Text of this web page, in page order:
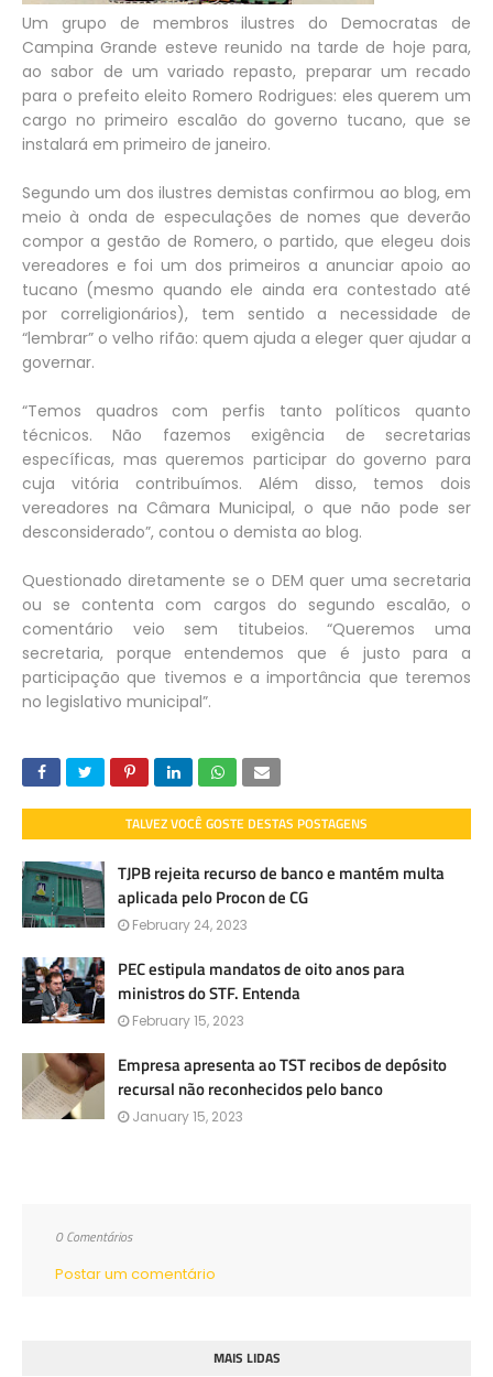
Um grupo de membros ilustres do Democratas de
Campina Grande esteve reunido na tarde de hoje para,
ao sabor de um variado repasto, preparar um recado
para o prefeito eleito Romero Rodrigues: eles querem um
cargo no primeiro escalão do governo tucano, que se
instalará em primeiro de janeiro.
Segundo um dos ilustres demistas confirmou ao blog, em
meio à onda de especulações de nomes que deverão
compor a gestão de Romero, o partido, que elegeu dois
vereadores e foi um dos primeiros a anunciar apoio ao
tucano (mesmo quando ele ainda era contestado até
por correligionários), tem sentido a necessidade de
“lembrar” o velho rifão: quem ajuda a eleger quer ajudar a
governar.
“Temos quadros com perfis tanto políticos quanto
técnicos. Não fazemos exigência de secretarias
específicas, mas queremos participar do governo para
cuja vitória contribuímos. Além disso, temos dois
vereadores na Câmara Municipal, o que não pode ser
desconsiderado”, contou o demista ao blog.
Questionado diretamente se o DEM quer uma secretaria
ou se contenta com cargos do segundo escalão, o
comentário veio sem titubeios. “Queremos uma
secretaria, porque entendemos que é justo para a
participação que tivemos e a importância que teremos
no legislativo municipal”.
TALVEZ VOCÊ GOSTE DESTAS POSTAGENS
TJPB rejeita recurso de banco e mantém multa
aplicada pelo Procon de CG
February 24, 2023
PEC estipula mandatos de oito anos para
ministros do STF. Entenda
February 15, 2023
Empresa apresenta ao TST recibos de depósito
recursal não reconhecidos pelo banco
January 15, 2023
0 Comentários
Postar um comentário
MAIS LIDAS